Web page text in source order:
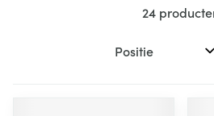
24
Sorteer op: